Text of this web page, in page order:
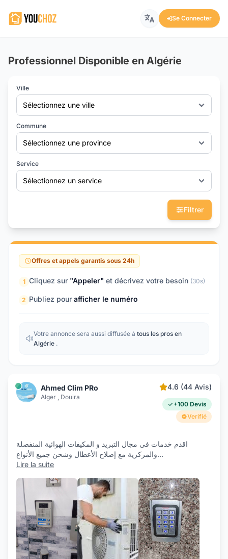
Se Connecter
Professionnel Disponible en Algérie
Ville
Sélectionnez une ville
Commune
Sélectionnez une province
Service
Sélectionnez un service
Filtrer
Offres et appels garantis sous 24h
1 Cliquez sur "Appeler" et décrivez votre besoin (30s)
2 Publiez pour afficher le numéro
Votre annonce sera aussi diffusée à tous les pros en
Algérie .
Ahmed Clim PRo
Alger , Douira
4.6 (44 Avis)
+100 Devis
Verifié
اقدم خدمات في مجال التبريد و المكيفات الھوائية المنفصلة
والمركزية مع إصلاح الأعطال وشحن جميع الأنواع...
Lire la suite